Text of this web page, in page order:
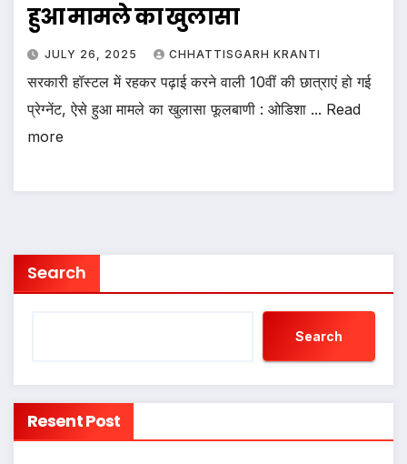
हुआ मामले का खुलासा
JULY 26, 2025 CHHATTISGARH KRANTI
सरकारी हॉस्टल में रहकर पढ़ाई करने वाली 10वीं की छात्राएं हो गई
प्रेग्नेंट, ऐसे हुआ मामले का खुलासा फूलबाणी : ओडिशा ... Read
more
Search
Search
Resent Post